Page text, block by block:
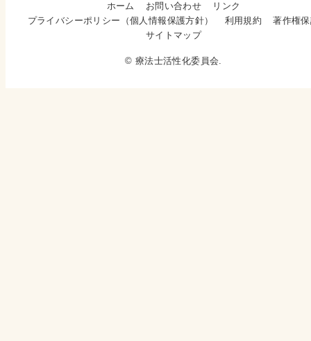
ホーム お問い合わせ
リンク
プライバシーポリシー（個人情報保護方針）
利用規約
著作権
サイトマップ
© 療法士活性化委員会.